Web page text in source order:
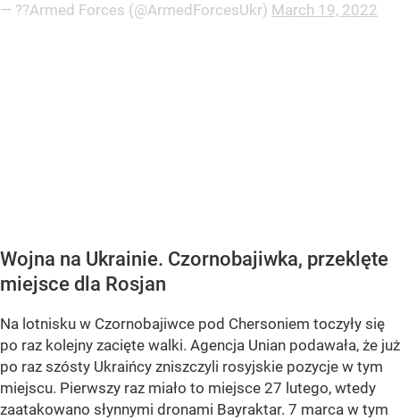
— ??Armed Forces (@ArmedForcesUkr) March 19, 2022
Wojna na Ukrainie. Czornobajiwka, przeklęte
miejsce dla Rosjan
Na lotnisku w Czornobajiwce pod Chersoniem toczyły się
po raz kolejny zacięte walki. Agencja Unian podawała, że już
po raz szósty Ukraińcy zniszczyli rosyjskie pozycje w tym
miejscu. Pierwszy raz miało to miejsce 27 lutego, wtedy
zaatakowano słynnymi dronami Bayraktar. 7 marca w tym